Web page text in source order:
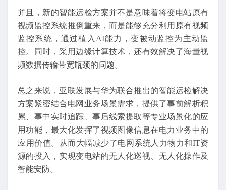
并且，新的智能运检方案并不是意味着将变电站原有
视频监控系统推倒重来，而是能够充分利用原有视频
监控系统，通过植入AI能力，变被动监控为主动监
控。同时，采用边缘计算技术，还有效解决了海量视
频数据传输带宽瓶颈的问题。
总之来说，亚联发展与华为联合推出的智能运检解决
方案紧密结合电网业务场景需求，提供了事前解析积
累、事中实时追踪、事后线索提取等专业场景化的应
用功能，最大化发挥了视频图像信息在电力业务中的
应用价值。从而大幅减少了电网系统人力物力和IT资
源的投入，实现变电站的无人化巡视、无人化操作及
智能安防。